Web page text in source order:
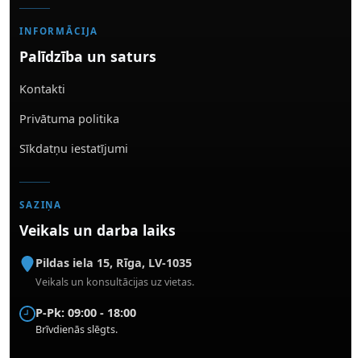
INFORMĀCIJA
Palīdzība un saturs
Kontakti
Privātuma politika
Sīkdatņu iestatījumi
SAZIŅA
Veikals un darba laiks
Pildas iela 15, Rīga, LV-1035
Veikals un konsultācijas uz vietas.
P-Pk: 09:00 - 18:00
Brīvdienās slēgts.